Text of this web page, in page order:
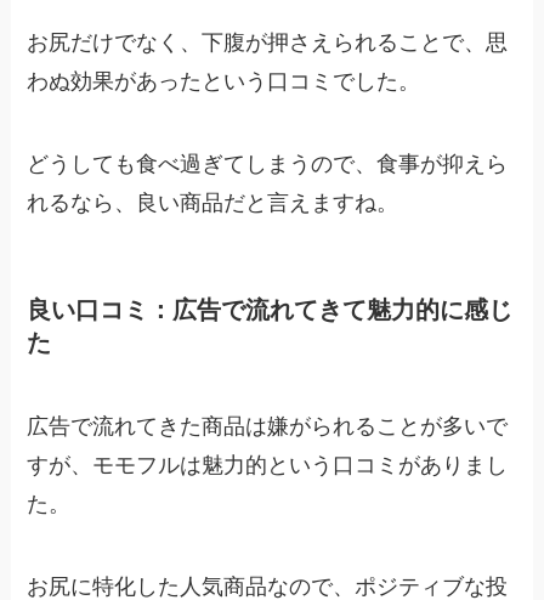
お尻だけでなく、下腹が押さえられることで、思
わぬ効果があったという口コミでした。
どうしても食べ過ぎてしまうので、食事が抑えら
れるなら、良い商品だと言えますね。
良い口コミ：広告で流れてきて魅力的に感じ
た
広告で流れてきた商品は嫌がられることが多いで
すが、モモフルは魅力的という口コミがありまし
た。
お尻に特化した人気商品なので、ポジティブな投